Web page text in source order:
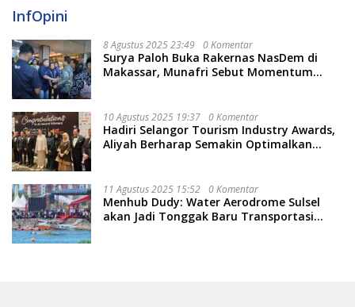
InfOpini
8 Agustus 2025 23:49 0 Komentar
Surya Paloh Buka Rakernas NasDem di
Makassar, Munafri Sebut Momentum
10 Agustus 2025 19:37 0 Komentar
Hadiri Selangor Tourism Industry Awards,
Aliyah Berharap Semakin Optimalkan
11 Agustus 2025 15:52 0 Komentar
Menhub Dudy: Water Aerodrome Sulsel
akan Jadi Tonggak Baru Transportasi